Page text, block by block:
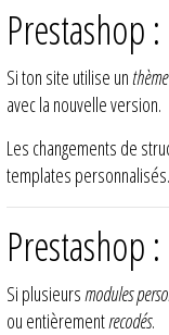
Prestashop
Si ton site utilise un
avec la nouvelle version.
Les changements de
templates personnalisés.
Prestashop
Si plusieursmodules
ou entièrementrecodés.